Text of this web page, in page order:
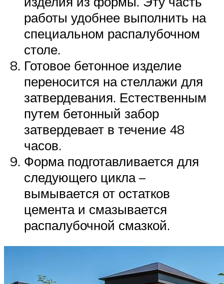
работы удобнее выполнить на
специальном распалубочном
столе.
Готовое бетонное изделие
переносится на стеллажи для
затвердевания. Естественным
путем бетонный забор
затвердевает в течение 48
часов.
Форма подготавливается для
следующего цикла –
вымывается от остатков
цемента и смазывается
распалубочной смазкой.